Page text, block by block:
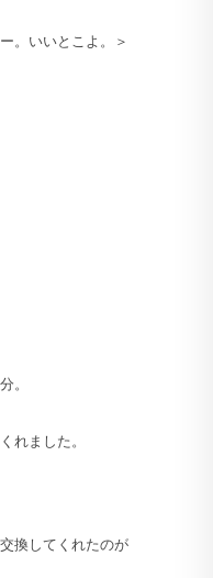
。いいとこよ。＞
。
れました。
換してくれたのが